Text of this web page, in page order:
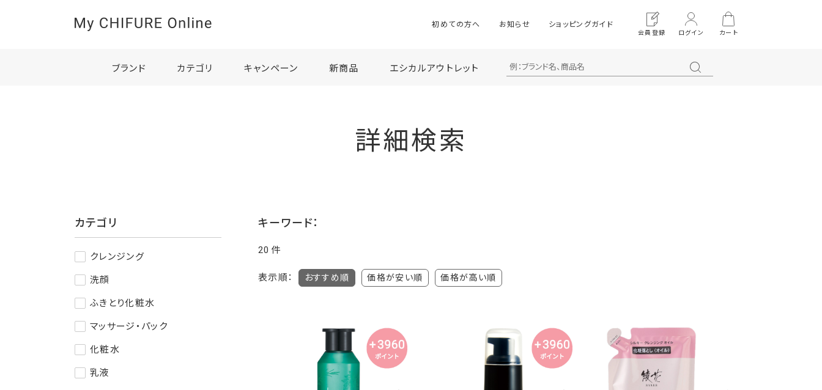
初めての方へ お知らせ ショッピングガイド
会員登録 ログイン カート
ブランド カテゴリ キャンペーン 新商品 エシカルアウトレット
詳細検索
カテゴリ
クレンジング
洗顔
ふきとり化粧水
マッサージ・パック
化粧水
乳液
20 件
表示順： おすすめ順 価格が安い順 価格が高い順
キーワード：